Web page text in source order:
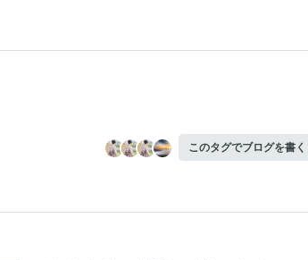
このタグでブログを書く